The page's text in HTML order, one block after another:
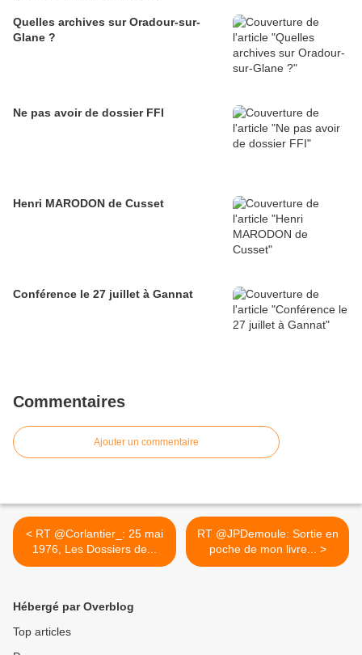
Quelles archives sur Oradour-sur-
Glane ?
Ne pas avoir de dossier FFI
Henri MARODON de Cusset
Conférence le 27 juillet à Gannat
Commentaires
Ajouter un commentaire
< RT @Corlantier_: 25 mai
1976, Les Dossiers de...
RT @JPDemoule: Sortie en
poche de mon livre... >
Hébergé par Overblog
Top articles